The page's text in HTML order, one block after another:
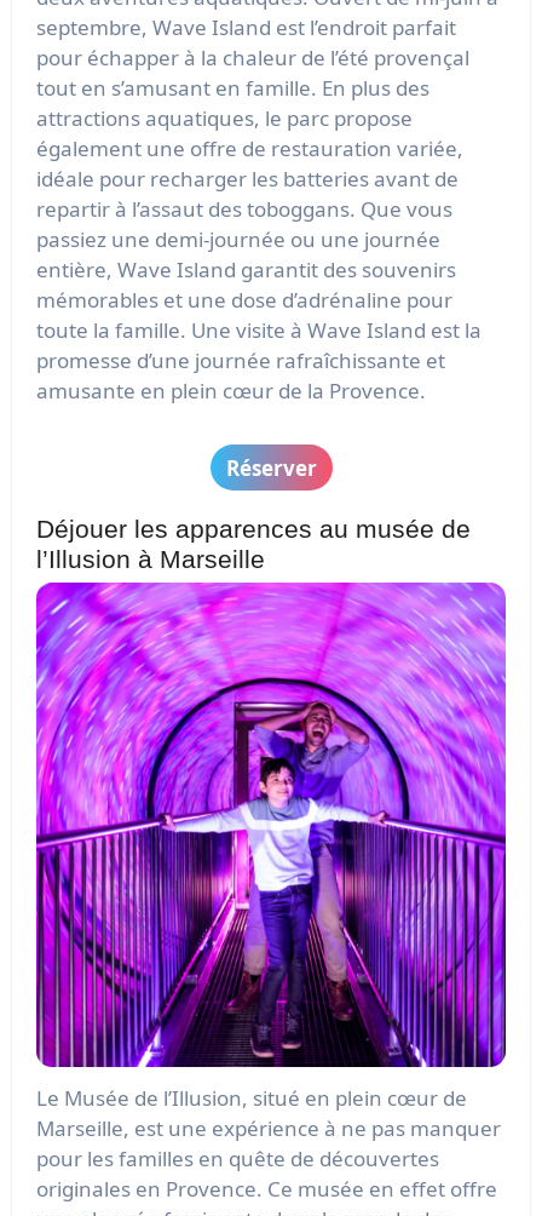
septembre, Wave Island est l’endroit parfait
pour échapper à la chaleur de l’été provençal
tout en s’amusant en famille. En plus des
attractions aquatiques, le parc propose
également une offre de restauration variée,
idéale pour recharger les batteries avant de
repartir à l’assaut des toboggans. Que vous
passiez une demi-journée ou une journée
entière, Wave Island garantit des souvenirs
mémorables et une dose d’adrénaline pour
toute la famille. Une visite à Wave Island est la
promesse d’une journée rafraîchissante et
amusante en plein cœur de la Provence.
Réserver
Déjouer les apparences au musée de
l’Illusion à Marseille
Le Musée de l’Illusion, situé en plein cœur de
Marseille, est une expérience à ne pas manquer
pour les familles en quête de découvertes
originales en Provence. Ce musée en effet offre